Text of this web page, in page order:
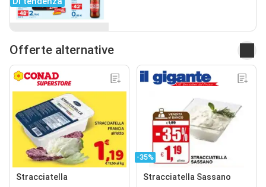
Offerte alternative
Stracciatella
-35%
Stracciatella Sassano